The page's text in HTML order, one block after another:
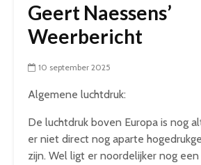
Geert Naessens’
Weerbericht
10 september 2025
Algemene luchtdruk:
De luchtdruk boven Europa is nog
er niet direct nog aparte
zijn. Wel ligt er noordelijker nog een